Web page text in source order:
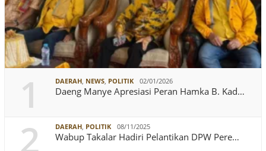
1 DAERAH, NEWS, POLITIK 02/01/2026
Daeng Manye Apresiasi Peran Hamka B. Kad…
2 DAERAH, POLITIK 08/11/2025
Wabup Takalar Hadiri Pelantikan DPW Pere…